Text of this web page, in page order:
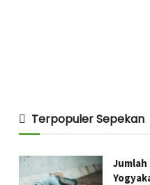
Terpopuler Sepekan
Jumlah